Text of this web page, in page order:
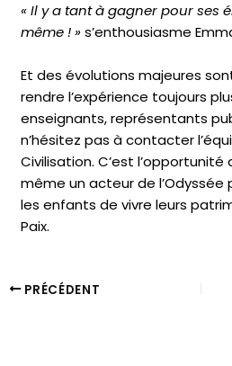
« Il y a tant à gagner pour ses
même ! »s’enthousiasme
Et des évolutions majeures
rendre l’expérience toujours
enseignants, représentants
n’hésitez pas à contacter
Civilisation. C’est
même un acteur de
les enfants de vivre leurs
Paix.
PRÉCÉDENT